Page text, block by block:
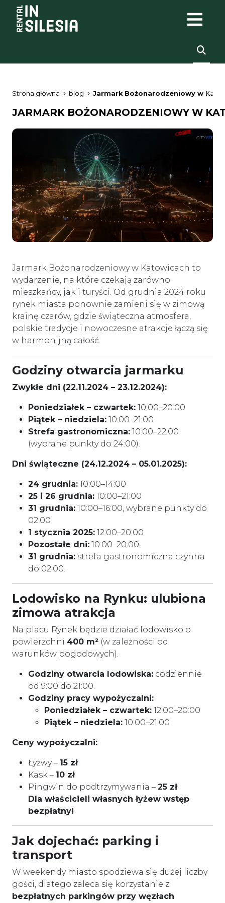
Strona główna blog Jarmark Bożonarodzeniowy w
JARMARK BOŻONARODZENIOWY W
Jarmark Bożonarodzeniowy w Katowicach to
wydarzenie, na które czekają zarówno
mieszkańcy, jak i turyści. Od grudnia 2024 roku
rynek miasta ponownie zamieni się w zimową
krainę czarów, gdzie świąteczna atmosfera,
polskie tradycje i nowoczesne atrakcje łączą się
w harmonijną całość.
Godziny otwarcia jarmarku
Zwykłe dni (22.11.2024 – 23.12.2024):
Poniedziałek – czwartek: 10:00–20:00
Piątek – niedziela: 10:00–21:00
Strefa gastronomiczna: 10:00–22:00
(wybrane punkty do 24:00).
Dni świąteczne (24.12.2024 – 05.01.2025):
24 grudnia: 10:00–14:00
25 i 26 grudnia: 10:00–21:00
31 grudnia: 10:00–16:00, wybrane punkty do
02:00
1 stycznia 2025: 12:00–20:00
Pozostałe dni: 10:00–20:00
31 grudnia: strefa gastronomiczna czynna
do 02:00.
Lodowisko na Rynku: ulubiona
zimowa atrakcja
Na placu Rynek będzie działać lodowisko o
powierzchni 400 m² (w zależności od
warunków pogodowych).
Godziny otwarcia lodowiska: codziennie
od 9:00 do 21:00.
Godziny pracy wypożyczalni:
Poniedziałek – czwartek: 12:00–20:00
Piątek – niedziela: 10:00–21:00
Ceny wypożyczalni:
Łyżwy – 15 zł
Kask – 10 zł
Pingwin do podtrzymywania – 25 zł
Dla właścicieli własnych łyżew wstęp
bezpłatny!
Jak dojechać: parking i
transport
W weekendy miasto spodziewa się dużej liczby
gości, dlatego zaleca się korzystanie z
bezpłatnych parkingów przy węzłach